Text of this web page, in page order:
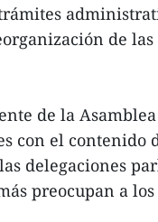
de
de la
con el
delegaciones
preocupan a